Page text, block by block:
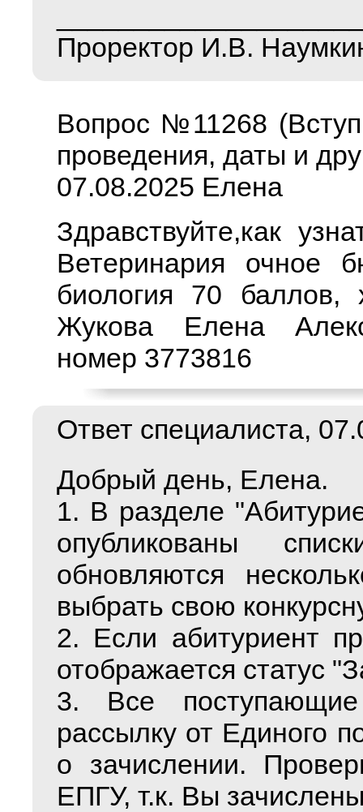
Проректор И.В.
Вопрос №11268
проведения, даты и
07.08.2025 Елена
Здравствуйте,как
Ветеринария очное
биология 70
Жукова Елена
номер 3773816
Ответ специалиста,
Добрый день, Елена.
1. В разделе
опубликованы
обновляются
выбрать свою
2. Если абитуриент
отображается статус
3. Все поступающие
рассылку от Единого
о зачислении.
ЕПГУ, т.к. Вы